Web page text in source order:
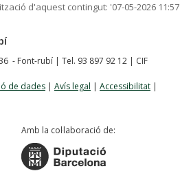
d'aquest contingut: '07-05-2026 11:57
- Font-rubí | Tel. 93 897 92 12 | CIF
de dades | Avís legal | Accessibilitat |
Amb la col·laboració de: